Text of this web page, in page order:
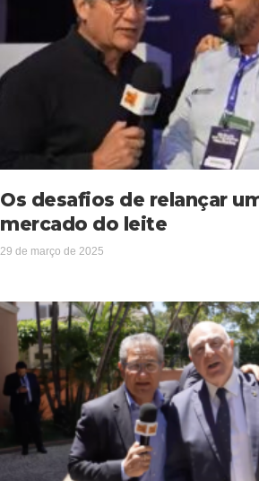
Os desafios de relançar
mercado do leite
29 de março de 2025